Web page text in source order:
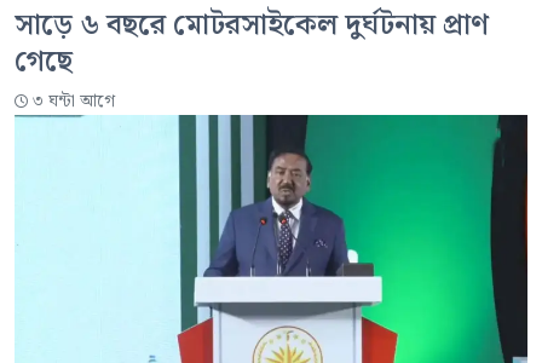
সাড়ে ৬ বছরে মোটরসাইকেল দুর্ঘটনায় প্রাণ
গেছে
৩ ঘন্টা আগে